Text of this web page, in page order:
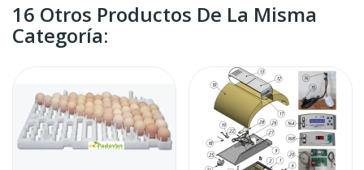
16 Otros Productos De La Misma
Categoría: